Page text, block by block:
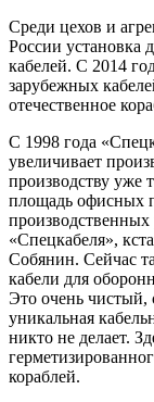
Среди цехов и
России установка
кабелей. С 2014
зарубежных
отечественное
С 1998 года
увеличивает
производству уже
площадь офисных
«Спецкабеля»,
Собянин. Сейчас
кабели для
Это очень чистый,
уникальная
никто не делает.
кораблей.